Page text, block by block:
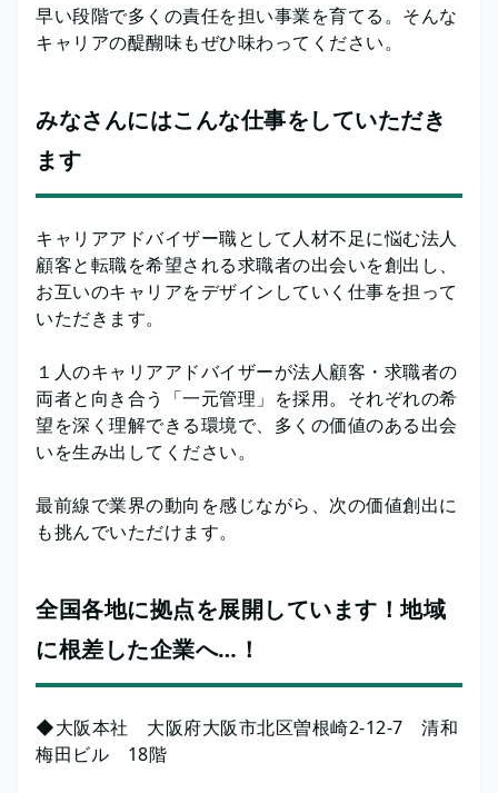
早い段階で多くの責任を担い事業を育てる。そんな
キャリアの醍醐味もぜひ味わってください。
みなさんにはこんな仕事をしていただき
ます
キャリアアドバイザー職として人材不足に悩む法人
顧客と転職を希望される求職者の出会いを創出し、
お互いのキャリアをデザインしていく仕事を担って
いただきます。
１人のキャリアアドバイザーが法人顧客・求職者の
両者と向き合う「一元管理」を採用。それぞれの希
望を深く理解できる環境で、多くの価値のある出会
いを生み出してください。
最前線で業界の動向を感じながら、次の価値創出に
も挑んでいただけます。
全国各地に拠点を展開しています！地域
に根差した企業へ…！
◆大阪本社 大阪府大阪市北区曽根崎2-12-7 清和
梅田ビル 18階